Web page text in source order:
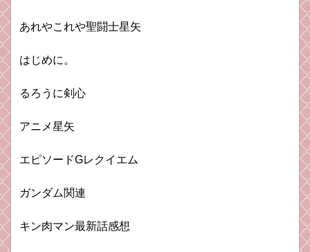
あれやこれや聖闘士星矢
はじめに。
るろうに剣心
アニメ星矢
エピソードGレクイエム
ガンダム関連
キン肉マン最新話感想